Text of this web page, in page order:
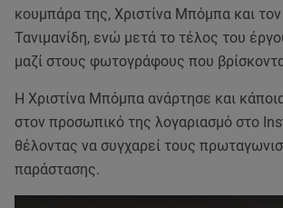
κουμπάρα της, Χριστίνα Μπόμπα και
Τανιμανίδη, ενώ μετά το τέλος του
μαζί στους φωτογράφους που
Η Χριστίνα Μπόμπα ανάρτησε και
στον προσωπικό της λογαριασμό στο
θέλοντας να συγχαρεί τους
παράστασης.